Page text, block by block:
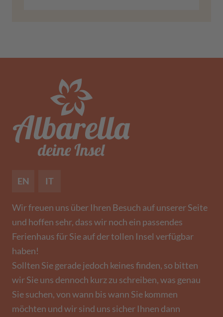
EN IT
Wir freuen uns über Ihren Besuch auf unserer Seite
und hoffen sehr, dass wir noch ein passendes
Ferienhaus für Sie auf der tollen Insel verfügbar
haben!
Sollten Sie gerade jedoch keines finden, so bitten
wir Sie uns dennoch kurz zu schreiben, was genau
Sie suchen, von wann bis wann Sie kommen
möchten und wir sind uns sicher Ihnen dann